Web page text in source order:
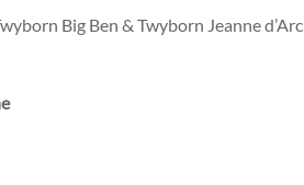
Big Ben & Twyborn Jeanne d’Arc